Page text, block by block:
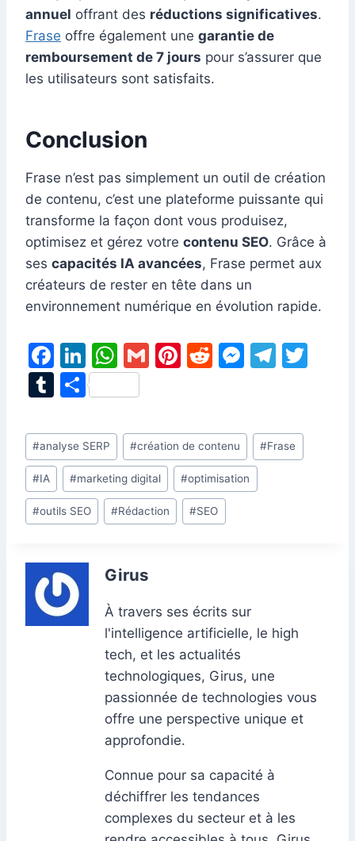
annuel offrant des réductions significatives.
Frase offre également une garantie de
remboursement de 7 jours pour s’assurer que
les utilisateurs sont satisfaits.
Conclusion
Frase n’est pas simplement un outil de création
de contenu, c’est une plateforme puissante qui
transforme la façon dont vous produisez,
optimisez et gérez votre contenu SEO. Grâce à
ses capacités IA avancées, Frase permet aux
créateurs de rester en tête dans un
environnement numérique en évolution rapide.
F
a
c
e
b
o
o
k
Li
n
k
e
dI
n
W
h
at
s
A
p
p
G
l
Pi
e
st
R
di
t
M
s
e
n
T
gr
a
T
m
bl
r
P
ta
g
er
Étiquettes
de
la
publication :
#analyse SERP #création de contenu #Frase
#IA #marketing digital #optimisation
#outils SEO #Rédaction #SEO
Girus
À travers ses écrits sur
l'intelligence artificielle, le high
tech, et les actualités
technologiques, Girus, une
passionnée de technologies vous
offre une perspective unique et
approfondie.
Connue pour sa capacité à
déchiffrer les tendances
complexes du secteur et à les